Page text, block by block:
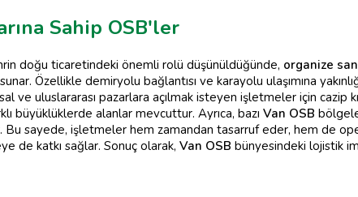
Sahip OSB'ler
doğu ticaretindeki önemli rolü düşünüldüğünde, organize
sunar. Özellikle demiryolu bağlantısı ve karayolu ulaşımına
ve uluslararası pazarlara açılmak isteyen işletmeler için cazip
büyüklüklerde alanlar mevcuttur. Ayrıca, bazı Van OSB
sayede, işletmeler hem zamandan tasarruf eder, hem de
de katkı sağlar. Sonuç olarak, Van OSB bünyesindeki lojistik